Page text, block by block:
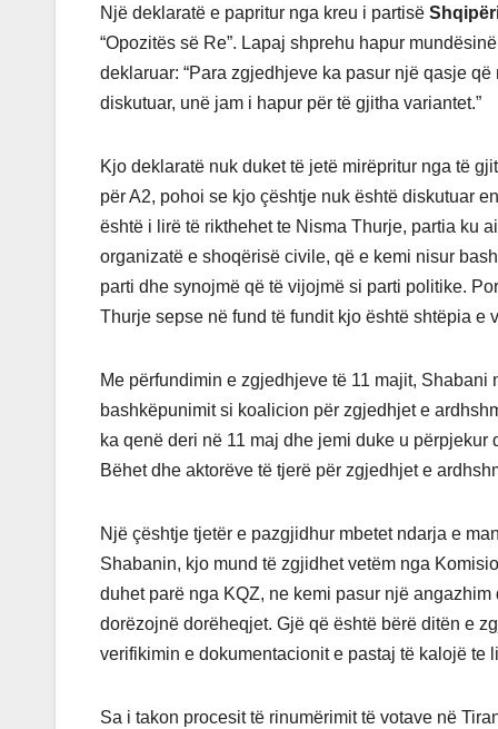
Një deklaratë e papritur nga kreu i partisë
“Opozitës së Re”. Lapaj shprehu hapur
deklaruar: “Para zgjedhjeve ka pasur një qasje
diskutuar, unë jam i hapur për të gjitha variantet.”
Kjo deklaratë nuk duket të jetë mirëpritur nga të
për A2, pohoi se kjo çështje nuk është diskutuar
është i lirë të rikthehet te Nisma Thurje, partia ku
organizatë e shoqërisë civile, që e kemi nisur
parti dhe synojmë që të vijojmë si parti politike.
Thurje sepse në fund të fundit kjo është shtëpia e
Me përfundimin e zgjedhjeve të 11 majit,
bashkëpunimit si koalicion për zgjedhjet e
ka qenë deri në 11 maj dhe jemi duke u
Bëhet dhe aktorëve të tjerë për zgjedhjet e
Një çështje tjetër e pazgjidhur mbetet ndarja e
Shabanin, kjo mund të zgjidhet vetëm nga
duhet parë nga KQZ, ne kemi pasur një
dorëzojnë dorëheqjet. Gjë që është bërë ditën e
verifikimin e dokumentacionit e pastaj të kalojë te
Sa i takon procesit të rinumërimit të votave në